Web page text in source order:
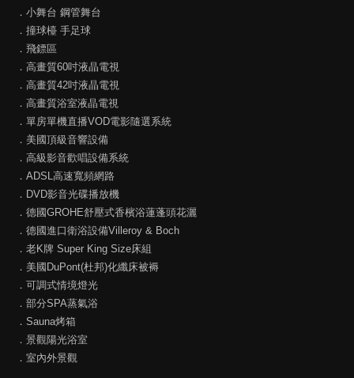
．小舞台 鋼管舞台
．撞球檯 手足球
．飛鏢區
．高畫質60吋液晶電視
．高畫質42吋液晶電視
．高畫質浴室液晶電視
．單房單機直播VOD電影隨選系統
．美國頂級音響設備
．高級影音歡唱設備系統
．ADSL高速寬頻網路
．DVD影音光碟播放機
．德國GROHE舒壓式香檳浴蓮蓬頭花灑
．德國進口衛浴設備Villeroy & Boch
．老K牌 Super King Size床組
．美國DuPont(杜邦)化纖床被褥
．可調式情境燈光
．部分SPA蒸氣浴
．Sauna烤箱
．景觀陽光浴室
．室內外景觀